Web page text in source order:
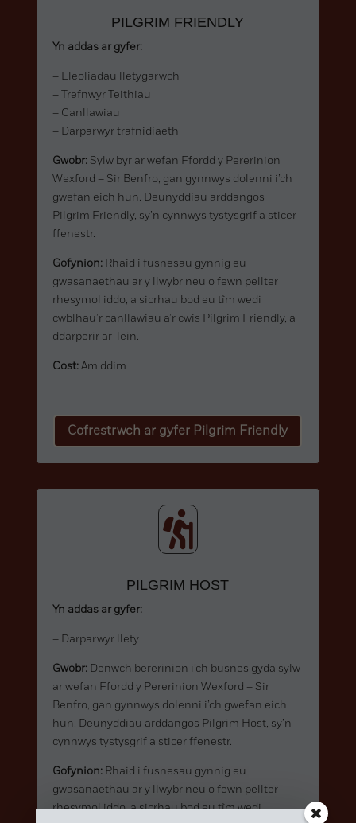
PILGRIM FRIENDLY
Yn addas ar gyfer:
– Lleoliadau lletygarwch
– Trefnwyr Teithiau
– Canllawiau
– Darparwyr trafnidiaeth
Gwobr:Sylw byr ar wefan Ffordd y Pererinion
Wexford – Sir Benfro, gan gynnwys dolenni i’ch
gwefan eich hun. Deunyddiau arddangos
Pilgrim Friendly, sy’n cynnwys tystysgrif a sticer
ffenestr.
Gofynion: Rhaid i fusnesau gynnig eu
gwasanaethau ar y llwybr neu o fewn pellter
rhesymol iddo, a sicrhau bod eu tîm wedi
cwblhau’r canllawiau a’r cwis Pilgrim Friendly, a
ddarperir ar-lein.
Cost:Am ddim
Cofrestrwch ar gyfer Pilgrim Friendly

PILGRIM HOST
Yn addas ar gyfer:
– Darparwyr llety
Gwobr:Denwch bererinion i’ch busnes gyda sylw
ar wefan Ffordd y Pererinion Wexford – Sir
Benfro, gan gynnwys dolenni i’ch gwefan eich
hun. Deunyddiau arddangos Pilgrim Host, sy’n
cynnwys tystysgrif a sticer ffenestr.
Gofynion: Rhaid i fusnesau gynnig eu
gwasanaethau ar y llwybr neu o fewn pellter
rhesymol iddo, a sicrhau bod eu tîm wedi